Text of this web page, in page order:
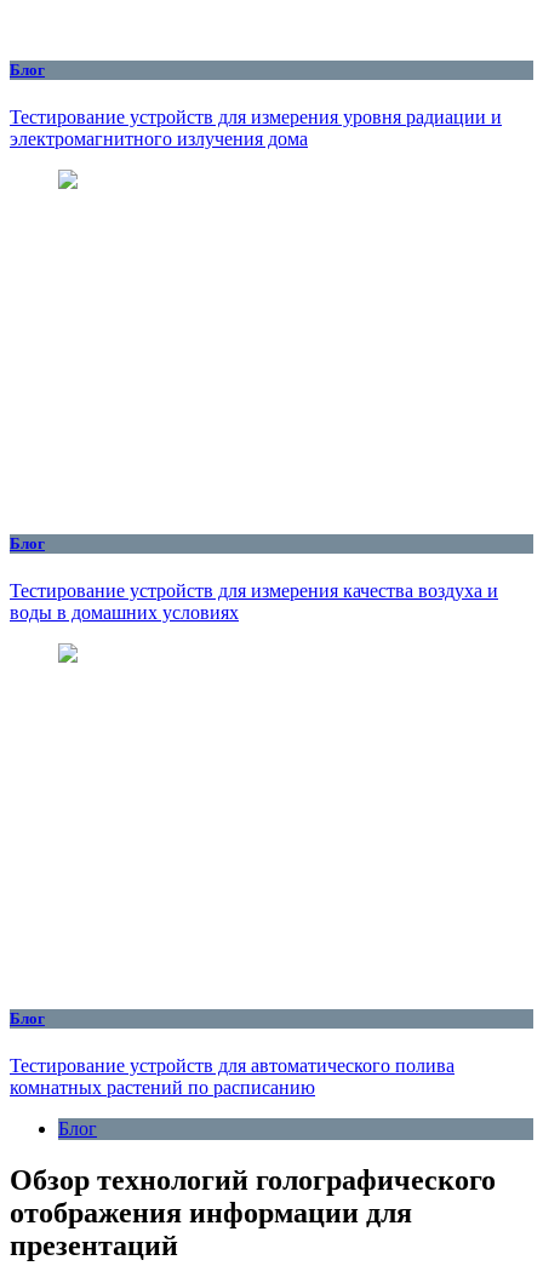
Блог
Тестирование устройств для измерения уровня радиации и
электромагнитного излучения дома
Блог
Тестирование устройств для измерения качества воздуха и
воды в домашних условиях
Блог
Тестирование устройств для автоматического полива
комнатных растений по расписанию
Блог
Обзор технологий голографического
отображения информации для
презентаций